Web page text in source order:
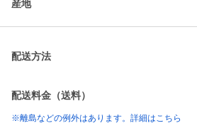
産地
配送方法
配送料金（送料）
※離島などの例外はあります。詳細はこちら